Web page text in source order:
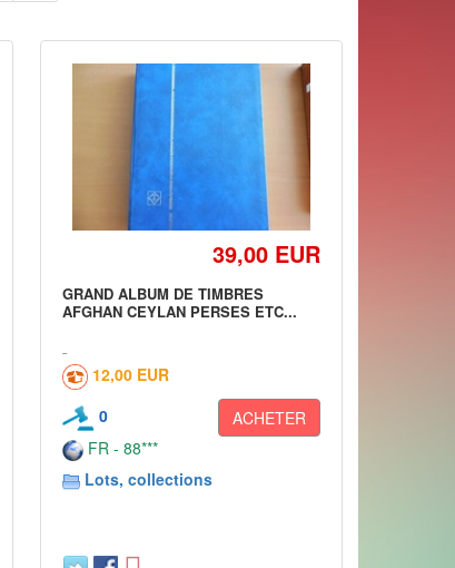
39,00 EUR
GRAND ALBUM DE TIMBRES
AFGHAN CEYLAN PERSES ETC...
12,00 EUR
0
ACHETER
FR - 88***
Lots, collections